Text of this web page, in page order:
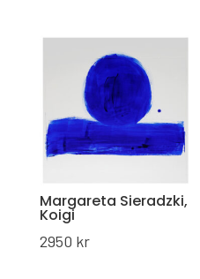
Margareta Sieradzki,
Koigi
2950 kr